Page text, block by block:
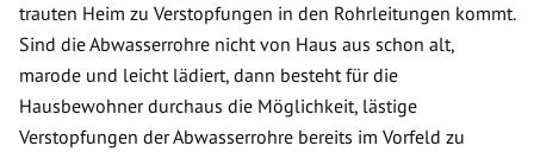
trauten Heim zu Verstopfungen in den Rohrleitungen kommt.
Sind die Abwasserrohre nicht von Haus aus schon alt,
marode und leicht lädiert, dann besteht für die
Hausbewohner durchaus die Möglichkeit, lästige
Verstopfungen der Abwasserrohre bereits im Vorfeld zu